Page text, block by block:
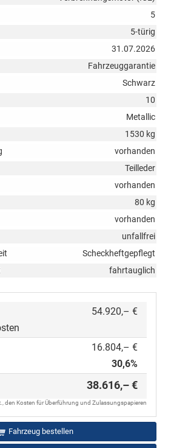
5
5-türig
31.07.2026
Fahrzeuggarantie
Schwarz
10
Metallic
1530 kg
vorhanden
Teilleder
vorhanden
80 kg
vorhanden
unfallfrei
Scheckheftgepflegt
fahrtauglich
54.920,– €
16.804,– €
30,6%
38.616,– €
den Kosten für Überführung und Zulassungspapieren
Fahrzeug bestellen